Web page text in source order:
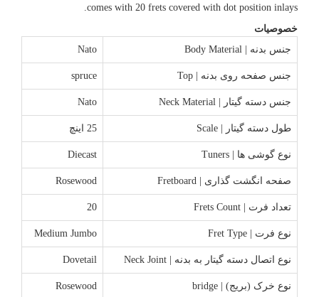
comes with 20 frets covered with dot position inlays.
خصوصیات
جنس بدنه | Body Material
Nato
جنس صفحه روی بدنه | Top spruce
جنس دسته گیتار | Neck Material Nato
طول دسته گیتار | Scale 25 اینچ
نوع گوشی ها | Tuners Diecast
صفحه انگشت گذاری | Fretboard Rosewood
تعداد فرت | Frets Count 20
نوع فرت | Fret Type Medium Jumbo
نوع اتصال دسته گیتار به بدنه | Neck Joint Dovetail
نوع خرک (بریج) | bridge Rosewood